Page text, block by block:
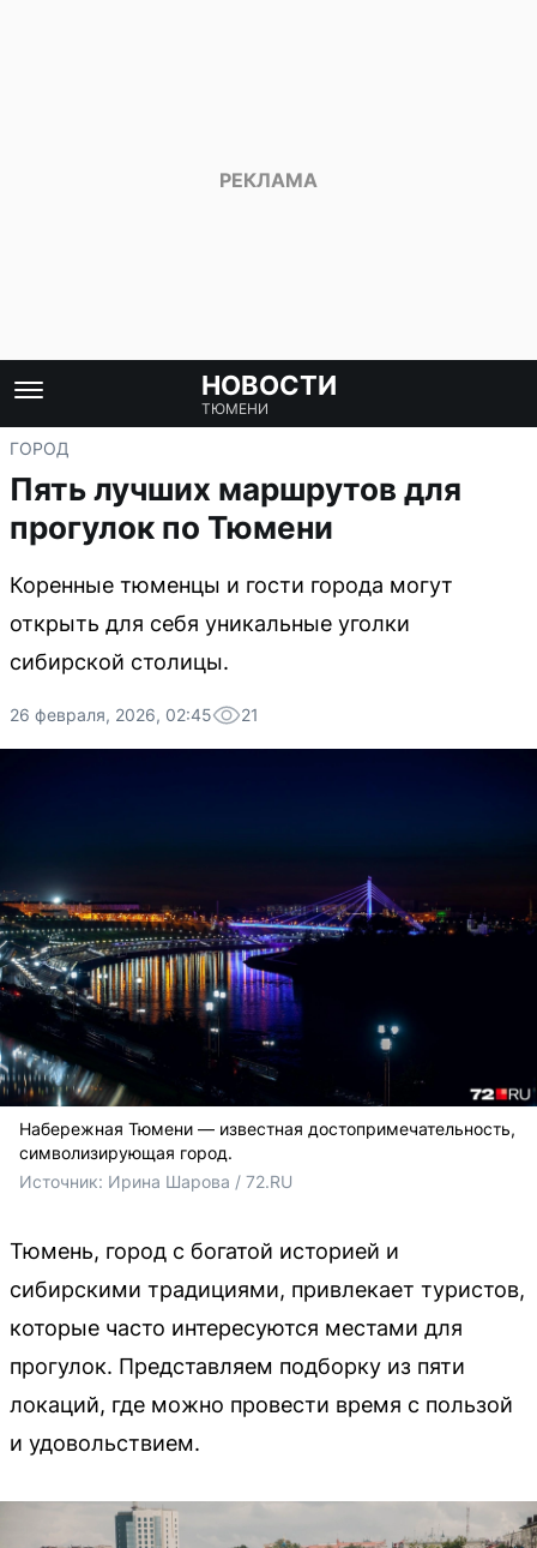
НОВОСТИ
ТЮМЕНИ
ГОРОД
Пять лучших маршрутов для
прогулок по Тюмени
Коренные тюменцы и гости города могут
открыть для себя уникальные уголки
сибирской столицы.
26 февраля, 2026, 02:45 21
Набережная Тюмени — известная достопримечательность,
символизирующая город.
Источник: Ирина Шарова / 72.RU
Тюмень, город с богатой историей и
сибирскими традициями, привлекает туристов,
которые часто интересуются местами для
прогулок. Представляем подборку из пяти
локаций, где можно провести время с пользой
и удовольствием.